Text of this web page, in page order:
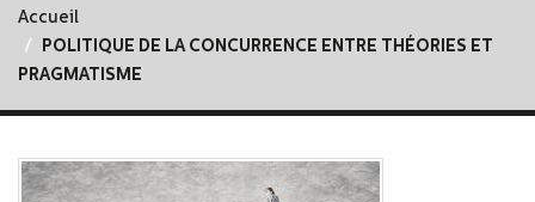
Accueil
POLITIQUE DE LA CONCURRENCE ENTRE THÉORIES ET
PRAGMATISME